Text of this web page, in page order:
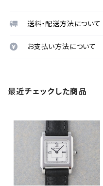
送料・配送方法について
お支払い方法について
最近チェックした商品